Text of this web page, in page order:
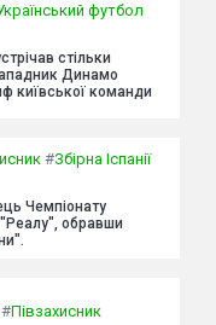
футбол
стільки
Динамо
київської команди
#Збірна Іспанії
Чемпіонату
обравши
#Півзахисник